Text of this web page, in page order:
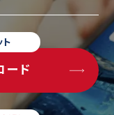
ード
ト